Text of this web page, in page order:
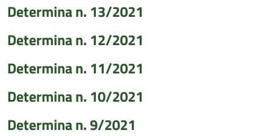
Determina n. 13/2021
Determina n. 12/2021
Determina n. 11/2021
Determina n. 10/2021
Determina n. 9/2021